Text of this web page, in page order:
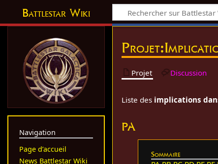
Battlestar Wiki
Projet:
Projet Discussion
Liste des implications
PA
Sommaire
Navigation
Page d’accueil
News Battlestar Wiki